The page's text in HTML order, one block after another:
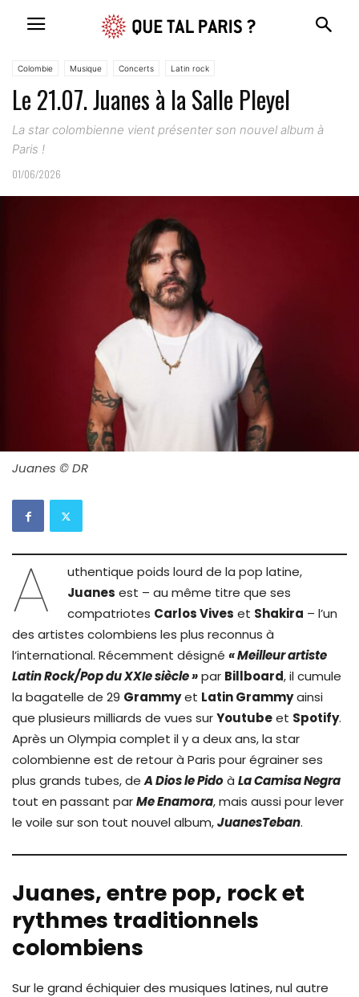
Colombie Musique Concerts Latin rock
Le 21.07. Juanes à la Salle Pleyel
La star colombienne vient présenter son nouvel album à
Paris !
01/06/2026
Juanes © DR
A
uthentique poids lourd de la pop latine,
Juanes est – au même titre que ses
compatriotes Carlos Vives et Shakira – l’un
des artistes colombiens les plus reconnus à
l’international. Récemment désigné « Meilleur artiste
Latin Rock/Pop du XXIe siècle »par Billboard, il cumule
la bagatelle de 29 Grammyet Latin Grammyainsi
que plusieurs milliards de vues surYoutubeet Spotify.
Après un Olympia complet il y a deux ans, la star
colombienne est de retour à Paris pour égrainer ses
plus grands tubes, deA Dios le Pidoà La Camisa Negra
tout en passant parMe Enamora, mais aussi pour lever
le voile sur son tout nouvel album,JuanesTeban.
Juanes, entre pop, rock et
rythmes traditionnels
colombiens
Sur le grand échiquier des musiques latines, nul autre